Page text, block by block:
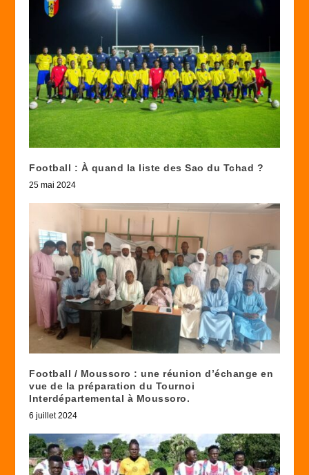
Football : À quand la liste des Sao du Tchad ?
25 mai 2024
Football / Moussoro : une réunion d’échange en
vue de la préparation du Tournoi
Interdépartemental à Moussoro.
6 juillet 2024